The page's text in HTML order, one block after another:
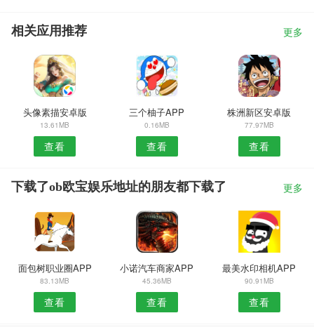
相关应用推荐 更多
头像素描安卓版
13.61MB
查看
三个柚子APP
0.16MB
查看
株洲新区安卓版
77.97MB
查看
下载了ob欧宝娱乐地址的朋友都下载了 更多
面包树职业圈APP
83.13MB
查看
小诺汽车商家APP
45.36MB
查看
最美水印相机APP
90.91MB
查看